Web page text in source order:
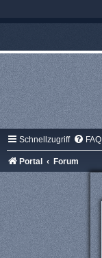
Schnellzugriff FAQ
Portal Forum